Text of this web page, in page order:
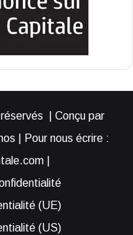
| Conçu par
| Pour nous écrire :
|
(UE)
(US)